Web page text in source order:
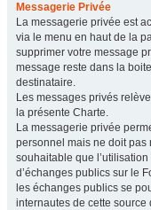
Messagerie Privée
La messagerie privée est
via le menu en haut de la
supprimer votre message
message reste dans la
destinataire.
Les messages privés
la présente Charte.
La messagerie privée
personnel mais ne doit pas
souhaitable que
d’échanges publics sur le
les échanges publics se
internautes de cette source